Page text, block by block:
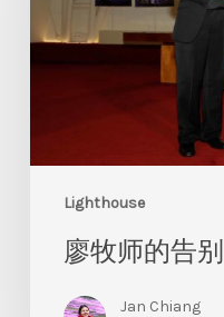
Lighthouse
廖牧师的告别
Jan Chiang